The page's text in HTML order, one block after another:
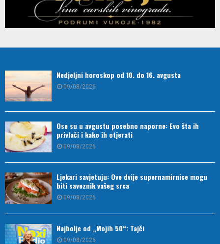
Nedjeljni horoskop od 10. do 16. avgusta
09/08/2026
Ose su u avgustu posebno naporne: Evo šta ih
privlači i kako ih otjerati
09/08/2026
Ljekari savjetuju: Ove dvije supernamirnice mogu
biti saveznik vašeg srca
09/08/2026
Najbolje od „Mojih 50“: Tajči
09/08/2026